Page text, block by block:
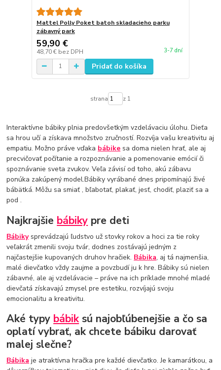
Mattel Polly Poket batoh skladacieho parku
zábavný park
59,90 €
48,70 € bez DPH 3-7 dní
Pridať do košíka
strana z 1
Interaktívne bábiky plnia predovšetkým vzdelávaciu úlohu. Dieťa
sa hrou učí a získava množstvo zručností. Rozvíja vašu kreativitu aj
empatiu. Možno práve vďaka bábike sa doma nielen hrať, ale aj
precvičovať počítanie a rozpoznávanie a pomenovanie emócií či
spoznávanie sveta zvukov. Veľa závisí od toho, akú zábavu
ponúka zakúpený model.Bábiky vyrábané dnes pripomínajú živé
bábätká. Môžu sa smiať , bľabotať, plakať, jesť, chodiť, plaziť sa a
pod .
Najkrajšie bábiky pre deti
Bábikysprevádzajú ľudstvo už stovky rokov a hoci za tie roky
veľakrát zmenili svoju tvár, dodnes zostávajú jedným z
najčastejšie kupovaných druhov hračiek. Bábika, aj tá najmenšia,
malé dievčatko vždy zaujme a povzbudí ju k hre. Bábiky sú nielen
zábavné, ale aj vzdelávacie – práve na ich príklade mnohé mladé
dievčatá získavajú zmysel pre estetiku, rozvíjajú svoju
emocionalitu a kreativitu.
Aké typy bábiksú najobľúbenejšie a čo sa
oplatí vybrať, ak chcete bábiku darovať
malej slečne?
Bábika je atraktívna hračka pre každé dievčatko. Je kamarátkou, a